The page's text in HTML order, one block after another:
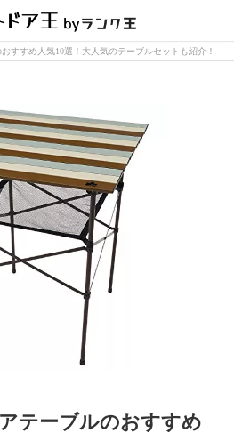
すすめ人気10選！大人気のテーブルセットも紹介！
テーブルのおすすめ